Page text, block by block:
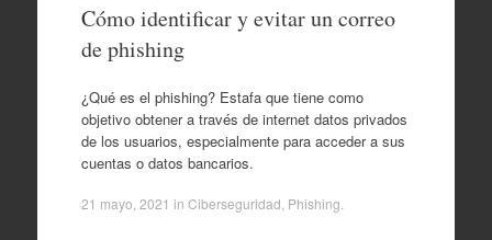
Cómo identificar y evitar un correo
de phishing
¿Qué es el phishing? Estafa que tiene como
objetivo obtener a través de internet datos privados
de los usuarios, especialmente para acceder a sus
cuentas o datos bancarios.
21 mayo, 2021 in Ciberseguridad Phishing